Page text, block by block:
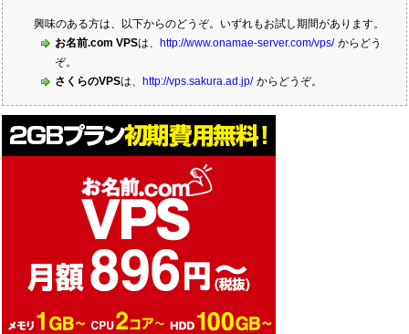
興味のある方は、以下からのどうぞ。いずれもお試し期間があります。
お名前.com VPSは、 http://www.onamae-server.com/vps/ からどう
ぞ。
さくらのVPSは、 http://vps.sakura.ad.jp/ からどうぞ。